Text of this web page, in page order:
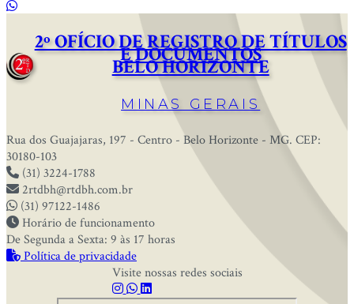
2º OFÍCIO DE REGISTRO DE TÍTULOS
E DOCUMENTOS
BELO HORIZONTE
MINAS GERAIS
Rua dos Guajajaras, 197 - Centro - Belo Horizonte - MG. CEP:
30180-103
(31) 3224-1788
2rtdbh@rtdbh.com.br
(31) 97122-1486
Horário de funcionamento
De Segunda a Sexta: 9 às 17 horas
Política de privacidade
Visite nossas redes sociais